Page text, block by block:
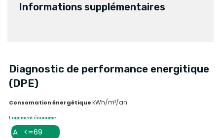
Informations supplémentaires
Diagnostic de performance energitique
(DPE)
Consomation énergétiquekWh/m²/an
Logement économe
A <=69